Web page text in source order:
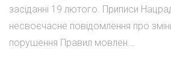
засіданні 19 лютого. Приписи
несвоєчасне повідомлення про
порушення Правил мовлен...